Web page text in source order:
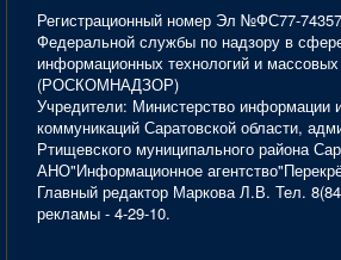
Регистрационный номер Эл №ФС77-
Федеральной службы по надзору в
информационных технологий и
(РОСКОМНАДЗОР)
Учредители: Министерство информации
коммуникаций Саратовской области,
Ртищевского муниципального района
АНО"Информационное
Главный редактор Маркова Л.В. Тел.
рекламы - 4-29-10.